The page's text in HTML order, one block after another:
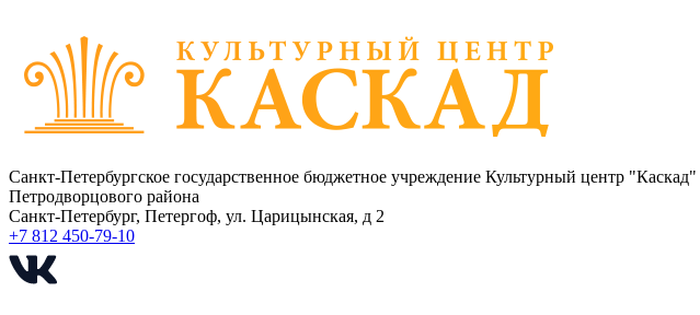
Санкт-Петербургское государственное бюджетное учреждение Культурный центр "Каскад"
Петродворцового района
Санкт-Петербург, Петергоф, ул. Царицынская, д 2
+7 812 450-79-10